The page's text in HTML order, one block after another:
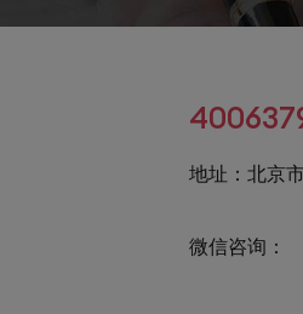
地址：北京
微信咨询：